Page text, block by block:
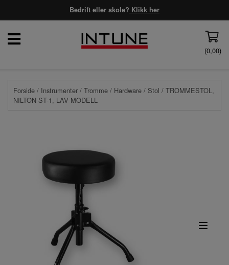
Bedrift eller skole? Klikk her
(0,00)
Forside / Instrumenter / Tromme / Hardware / Stol / TROMMESTOL,
NILTON ST-1, LAV MODELL